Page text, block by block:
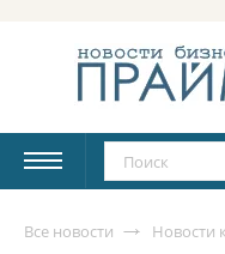
Все новости Новости